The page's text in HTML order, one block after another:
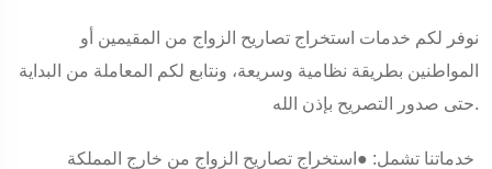
نوفر لكم خدمات استخراج تصاريح الزواج من المقيمين أو
المواطنين بطريقة نظامية وسريعة، ونتابع لكم المعاملة من البداية
حتى صدور التصريح بإذن الله.